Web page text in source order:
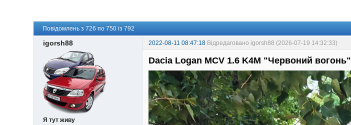
Повідомлень з 726 по 750 із 792
igorsh88 2022-08-11 08:47:18 Відредаговано igorsh88 (2026-07-19 14:32:33)
Я тут живу
Dacia Logan MCV 1.6 K4M "Червоний вогонь"